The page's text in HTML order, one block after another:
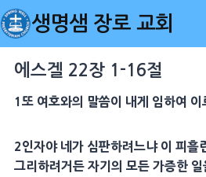
Skip
to
content
생명샘 장로 교회
에스겔 22장 1-16절
1또 여호와의 말씀이 내게 임하여 이
2인자야 네가 심판하려느냐 이 피흘
그리하려거든 자기의 모든 가증한